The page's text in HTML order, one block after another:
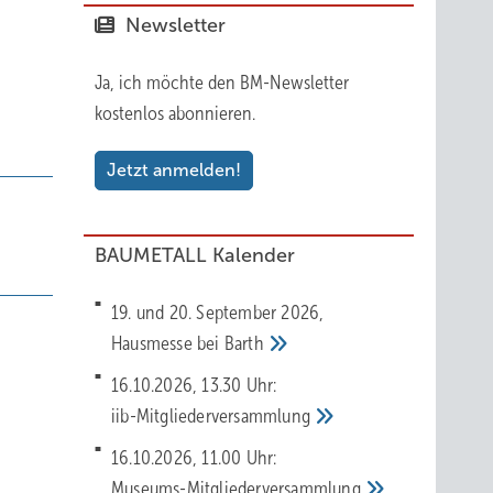
Newsletter
Ja, ich möchte den BM-Newsletter
kostenlos abonnieren.
Jetzt anmelden!
BAUMETALL Kalender
19. und 20. September 2026,
Hausmesse bei Barth
16.10.2026, 13.30 Uhr:
iib-Mitgliederversammlung
16.10.2026, 11.00 Uhr:
Museums-Mitgliederversammlung